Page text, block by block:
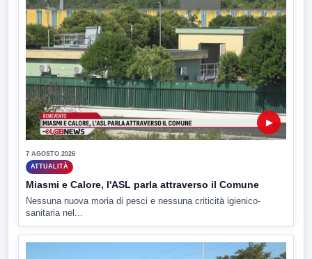
▶
7 AGOSTO 2026
ATTUALITÀ
Miasmi e Calore, l'ASL parla attraverso il Comune
Nessuna nuova moria di pesci e nessuna criticità igienico-
sanitaria nel...